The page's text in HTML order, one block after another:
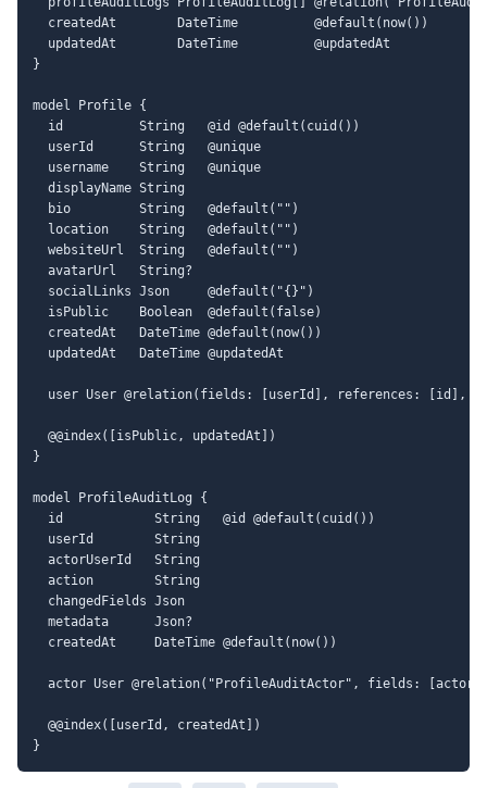
  createdAt        DateTime          @default(now())
  updatedAt        DateTime          @updatedAt
}
model Profile {
  id          String   @id @default(cuid())
  userId      String   @unique
  username    String   @unique
  displayName String
  bio         String   @default("")
  location    String   @default("")
  websiteUrl  String   @default("")
  avatarUrl   String?
  socialLinks Json     @default("{}")
  isPublic    Boolean  @default(false)
  createdAt   DateTime @default(now())
  updatedAt   DateTime @updatedAt
user User @relation(fields: [userId], references: [id],
  @@index([isPublic, updatedAt])
}
model ProfileAuditLog {
  id            String   @id @default(cuid())
  userId        String
  actorUserId   String
  action        String
  changedFields Json
  metadata      Json?
  createdAt     DateTime @default(now())
actor User @relation("ProfileAuditActor", fields:
  @@index([userId, createdAt])